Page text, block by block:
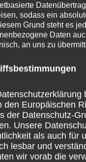
sodass ein
Grund steht es
Daten
an uns zu
den Europäischen
der Datenschutz-
Unsere
als auch für
lesbar und
wir vorab die